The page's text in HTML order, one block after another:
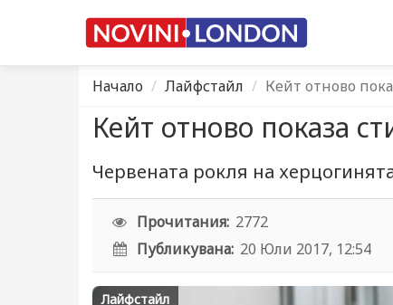
Начало Лайфстайл Кейт отново
Кейт отново показа
Червената рокля на
Прочитания: 2772
Публикувана: 20 Юли 2017, 12:54
Лайфстайл